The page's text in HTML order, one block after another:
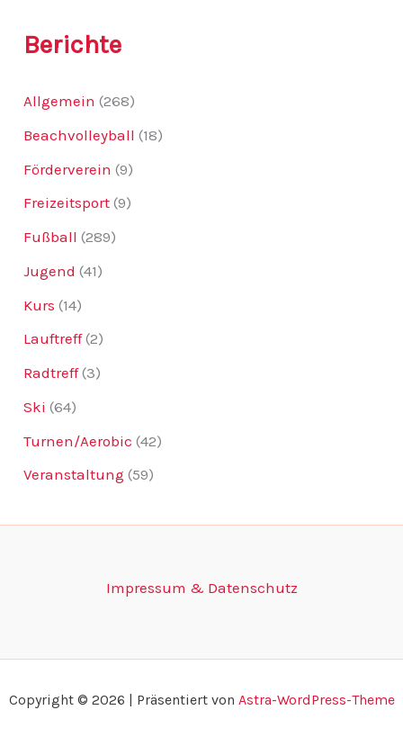
Berichte
Allgemein (268)
Beachvolleyball (18)
Förderverein (9)
Freizeitsport (9)
Fußball (289)
Jugend (41)
Kurs (14)
Lauftreff(2)
Radtreff(3)
Ski (64)
Turnen/Aerobic (42)
Veranstaltung (59)
Impressum & Datenschutz
Copyright © 2026 | Präsentiert von Astra-WordPress-Theme